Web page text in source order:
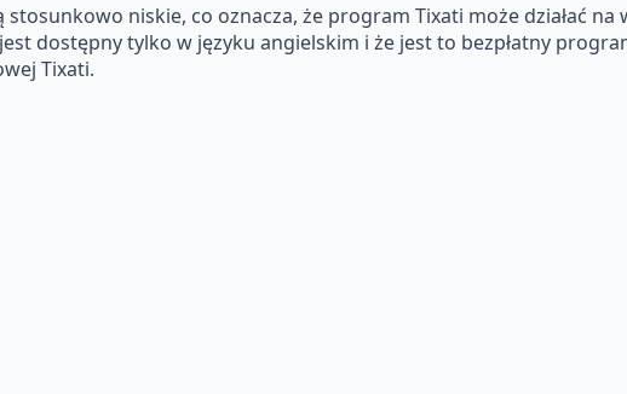
stosunkowo niskie, co oznacza, że program Tixati może działać
dostępny tylko w języku angielskim i że jest to bezpłatny
Tixati.